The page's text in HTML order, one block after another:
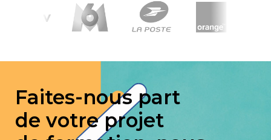
Faites-nous part
de votre projet